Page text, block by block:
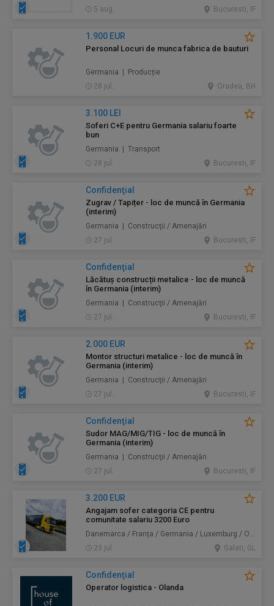
5 aug.
Bucuresti, IF
1.900 EUR
Personal Locuri de munca fabrica de bauturi
Germania | Producție
28 jul.
Oradea, BH
3.100 LEI
Soferi C+E pentru Germania salariu foarte
bun
Germania | Transport
28 jul.
Bucuresti, IF
Confidenţial
Zugrav / Tapițer - loc de muncă în Germania
(interim)
Germania | Construcţii / Amenajări
27 jul.
Bucuresti, IF
Confidenţial
Lăcătuș construcții metalice - loc de muncă
în Germania (interim)
Germania | Construcţii / Amenajări
27 jul.
Bucuresti, IF
2.000 EUR
Montor structuri metalice - loc de muncă în
Germania (interim)
Germania | Construcţii / Amenajări
27 jul.
Bucuresti, IF
Confidenţial
Sudor MAG/MIG/TIG - loc de muncă în
Germania (interim)
Germania | Construcţii / Amenajări
27 jul.
Bucuresti, IF
3.200 EUR
Angajam sofer categoria CE pentru
comunitate salariu 3200 Euro
Danemarca / Franța / Germania / Luxemburg / Olanda | Transport
23 jul.
Galati, GL
Confidenţial
Operator logistica - Olanda